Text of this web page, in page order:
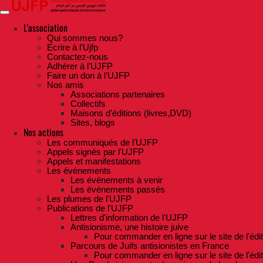
Skip
to
contentL'association
Qui sommes nous?
Ecrire à l’Ujfp
Contactez-nous
Adhérer à l’UJFP
Faire un don à l’UJFP
Nos amis
Associations partenaires
Collectifs
Maisons d’éditions (livres,DVD)
Sites, blogs
Nos actions
Les communiqués de l'UJFP
Appels signés par l'UJFP
Appels et manifestations
Les événements
Les événements à venir
Les événements passés
Les plumes de l'UJFP
Publications de l'UJFP
Lettres d'information de l'UJFP
Antisionisme, une histoire juive
Pour commander en ligne sur le site de
Parcours de Juifs antisionistes en France
Pour commander en ligne sur le site de